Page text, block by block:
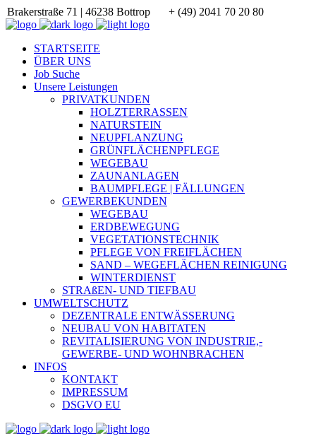
Brakerstraße 71 | 46238 Bottrop + (49) 2041 70 20 80
STARTSEITE
ÜBER UNS
Job Suche
Unsere Leistungen
PRIVATKUNDEN
HOLZTERRASSEN
NATURSTEIN
NEUPFLANZUNG
GRÜNFLÄCHENPFLEGE
WEGEBAU
ZAUNANLAGEN
BAUMPFLEGE | FÄLLUNGEN
GEWERBEKUNDEN
WEGEBAU
ERDBEWEGUNG
VEGETATIONSTECHNIK
PFLEGE VON FREIFLÄCHEN
SAND – WEGEFLÄCHEN REINIGUNG
WINTERDIENST
STRAßEN- UND TIEFBAU
UMWELTSCHUTZ
DEZENTRALE ENTWÄSSERUNG
NEUBAU VON HABITATEN
REVITALISIERUNG VON INDUSTRIE,-
GEWERBE- UND WOHNBRACHEN
INFOS
KONTAKT
IMPRESSUM
DSGVO EU